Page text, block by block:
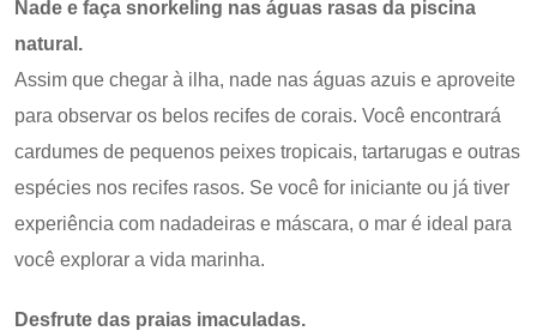
Nade e faça snorkeling nas águas rasas da piscina
natural.
Assim que chegar à ilha, nade nas águas azuis e aproveite
para observar os belos recifes de corais. Você encontrará
cardumes de pequenos peixes tropicais, tartarugas e outras
espécies nos recifes rasos. Se você for iniciante ou já tiver
experiência com nadadeiras e máscara, o mar é ideal para
você explorar a vida marinha.
Desfrute das praias imaculadas.